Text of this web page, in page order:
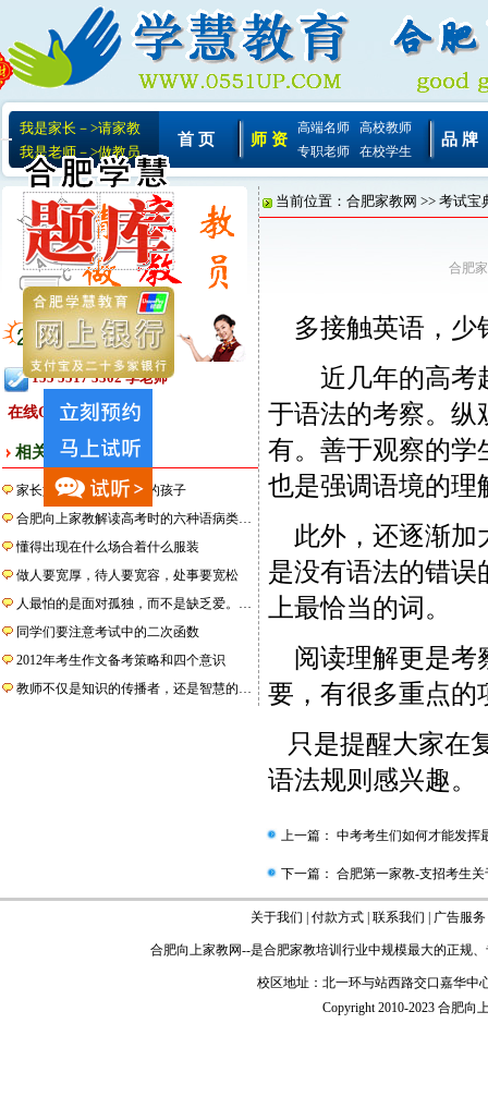
我是家长－>请家教
我是老师－>做教员
首 页 师 资
高端名师
高校教师
专职老师
在校学生
品 牌
155 5517 3302 李老师
在线QQ:
相关文章
家长如何培养理智讲理的孩子
合肥向上家教解读高考时的六种语病类…
懂得出现在什么场合着什么服装
做人要宽厚，待人要宽容，处事要宽松
人最怕的是面对孤独，而不是缺乏爱。…
同学们要注意考试中的二次函数
2012年考生作文备考策略和四个意识
教师不仅是知识的传播者，还是智慧的…
当前位置： 合肥家教网 >> 考试宝
合肥
多接触英语，少
近几年的高考越
于语法的考察。纵
有。善于观察的学
也是强调语境的理
此外，还逐渐加
是没有语法的错误
上最恰当的词。
阅读理解更是考
要，有很多重点的
只是提醒大家在
语法规则感兴趣。
上一篇： 中考考生们如何才能发挥
下一篇： 合肥第一家教-支招考生
关于我们 付款方式 联系我们 广告服务
合肥向上家教网--是合肥家教培训行业中规模最大的正规
校区地址：北一环与站西路交口嘉华
Copyright 2010-2023 合肥向